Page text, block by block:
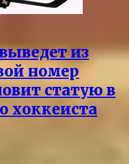
из
номер
статую в
хоккеиста